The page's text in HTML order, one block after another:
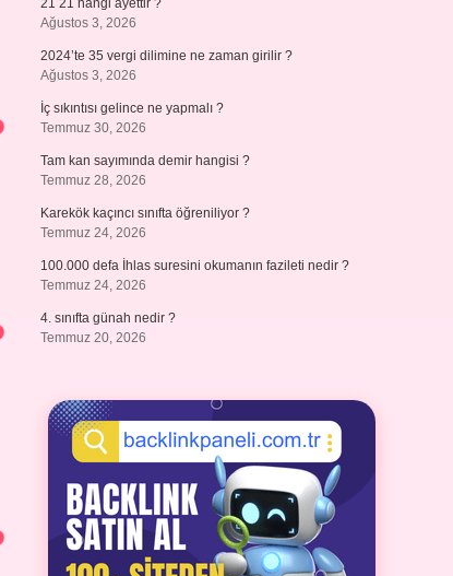
21 21 hangi ayettir ?
Ağustos 3, 2026
2024’te 35 vergi dilimine ne zaman girilir ?
Ağustos 3, 2026
İç sıkıntısı gelince ne yapmalı ?
Temmuz 30, 2026
Tam kan sayımında demir hangisi ?
Temmuz 28, 2026
Karekök kaçıncı sınıfta öğreniliyor ?
Temmuz 24, 2026
100.000 defa İhlas suresini okumanın fazileti nedir ?
Temmuz 24, 2026
4. sınıfta günah nedir ?
Temmuz 20, 2026